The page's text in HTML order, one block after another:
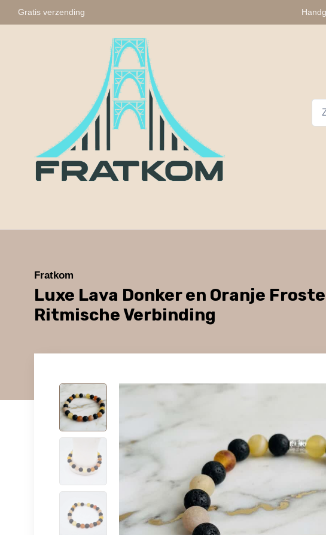
Gratis verzending
Fratkom
Luxe Lava Donker en Oranje
Ritmische Verbinding